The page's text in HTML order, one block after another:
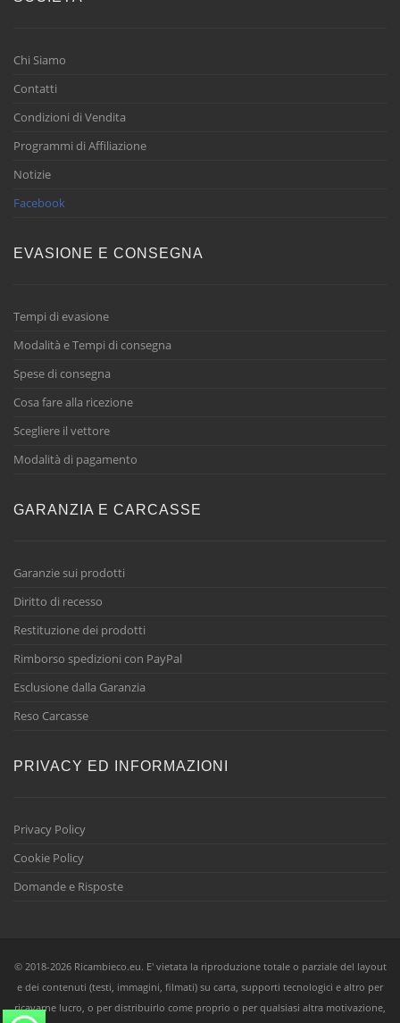
Chi Siamo
Contatti
Condizioni di Vendita
Programmi di Affiliazione
Notizie
Facebook
EVASIONE E CONSEGNA
Tempi di evasione
Modalità e Tempi di consegna
Spese di consegna
Cosa fare alla ricezione
Scegliere il vettore
Modalità di pagamento
GARANZIA E CARCASSE
Garanzie sui prodotti
Diritto di recesso
Restituzione dei prodotti
Rimborso spedizioni con PayPal
Esclusione dalla Garanzia
Reso Carcasse
PRIVACY ED INFORMAZIONI
Privacy Policy
Cookie Policy
Domande e Risposte
© 2018-2026 Ricambieco.eu. E' vietata la riproduzione totale o parziale del layout
e dei contenuti (testi, immagini, filmati) su carta, supporti tecnologici e altro per
ricavarne lucro, o per distribuirlo come proprio o per qualsiasi altra motivazione,